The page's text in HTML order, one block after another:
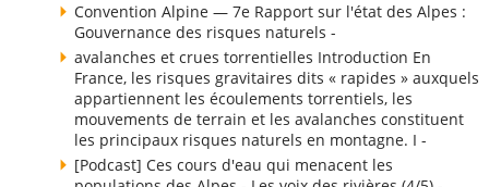
Convention Alpine — 7e Rapport sur l'état des Alpes :
Gouvernance des risques naturels -
avalanches et crues torrentielles Introduction En
France, les risques gravitaires dits « rapides » auxquels
appartiennent les écoulements torrentiels, les
mouvements de terrain et les avalanches constituent
les principaux risques naturels en montagne. I -
[Podcast] Ces cours d'eau qui menacent les